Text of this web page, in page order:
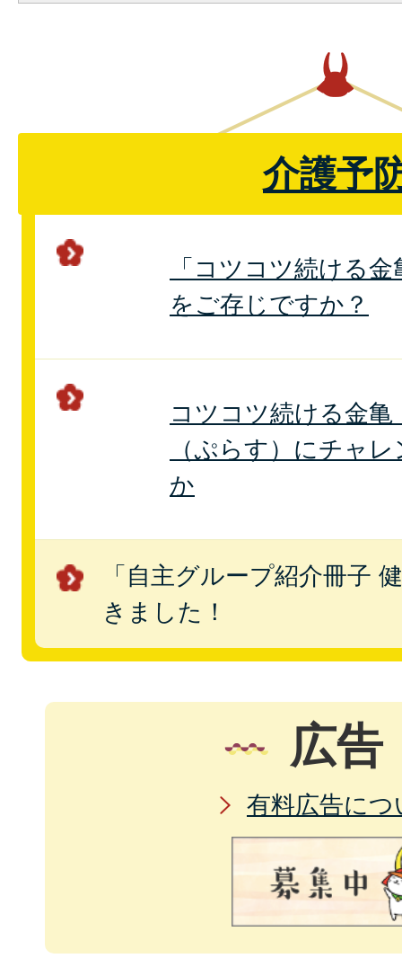
介護予
「コツコツ続ける
をご存じですか？
コツコツ続ける金亀
（ぷらす）にチャ
か
「自主グループ紹介冊子
きました！
広告
有料広告につ